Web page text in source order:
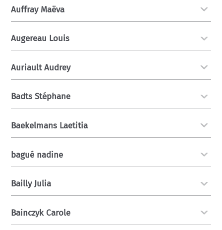
Auffray Maëva
Augereau Louis
Auriault Audrey
Badts Stéphane
Baekelmans Laetitia
bagué nadine
Bailly Julia
Bainczyk Carole